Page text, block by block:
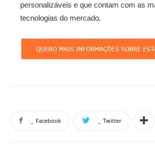
personalizáveis e que contam com as
tecnologias do mercado.
Facebook Twitter